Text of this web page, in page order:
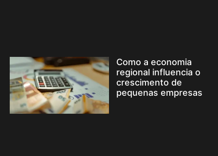
Como a economia
regional influencia o
crescimento de
pequenas empresas